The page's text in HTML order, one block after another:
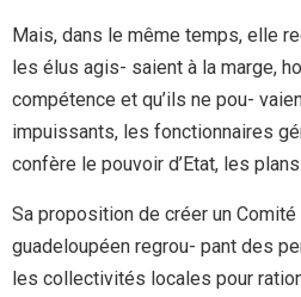
Mais, dans le même temps, elle
les élus agis- saient à la marge,
compétence et qu’ils ne pou-
impuissants, les fonctionnaires
confère le pouvoir d’Etat, les
Sa proposition de créer un
guadeloupéen regrou- pant des
les collectivités locales pour